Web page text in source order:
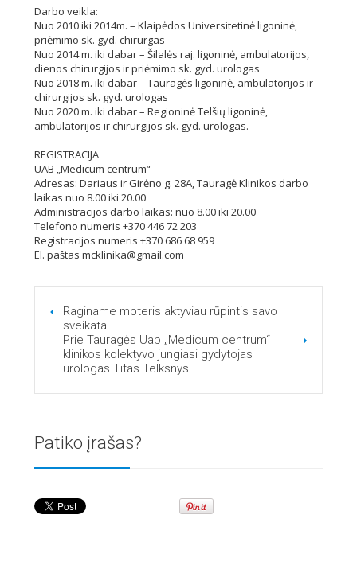
Darbo veikla:
Nuo 2010 iki 2014m. – Klaipėdos Universitetinė ligoninė,
priėmimo sk. gyd. chirurgas
Nuo 2014 m. iki dabar – Šilalės raj. ligoninė, ambulatorijos,
dienos chirurgijos ir priėmimo sk. gyd. urologas
Nuo 2018 m. iki dabar – Tauragės ligoninė, ambulatorijos ir
chirurgijos sk. gyd. urologas
Nuo 2020 m. iki dabar – Regioninė Telšių ligoninė,
ambulatorijos ir chirurgijos sk. gyd. urologas.
REGISTRACIJA
UAB „Medicum centrum“
Adresas: Dariaus ir Girėno g. 28A, Tauragė Klinikos darbo
laikas nuo 8.00 iki 20.00
Administracijos darbo laikas: nuo 8.00 iki 20.00
Telefono numeris +370 446 72 203
Registracijos numeris +370 686 68 959
El. paštas mcklinika@gmail.com
Raginame moteris aktyviau rūpintis savo
sveikata
Prie Tauragės Uab „Medicum centrum“
klinikos kolektyvo jungiasi gydytojas
urologas Titas Telksnys
Patiko įrašas?